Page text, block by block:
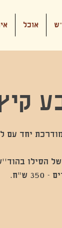
אוכל
כוללת שני מפגשי קליעה 29/7 , 5/